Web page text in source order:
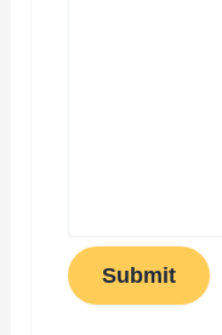
Submit